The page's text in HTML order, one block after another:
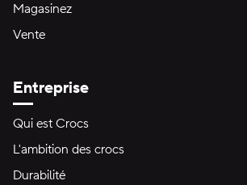
Magasinez
Vente
Entreprise
Qui est Crocs
L'ambition des crocs
Durabilité